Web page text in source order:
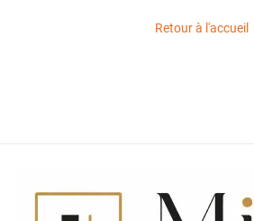
Retour à l'accueil